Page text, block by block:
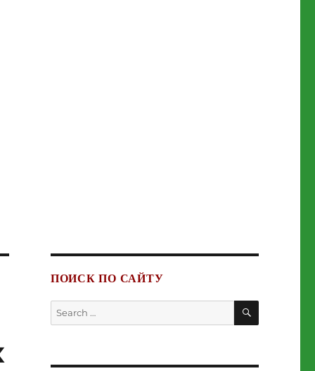
ПОИСК ПО САЙТУ
Search
for:
SEARCH